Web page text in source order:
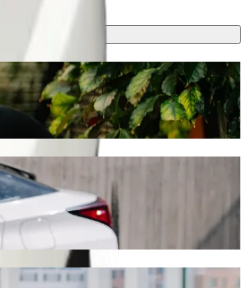
environ 8 min et coûtera environ